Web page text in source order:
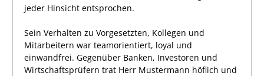
jeder Hinsicht entsprochen.
Sein Verhalten zu Vorgesetzten, Kollegen und
Mitarbeitern war teamorientiert, loyal und
einwandfrei. Gegenüber Banken, Investoren und
Wirtschaftsprüfern trat Herr Mustermann höflich und